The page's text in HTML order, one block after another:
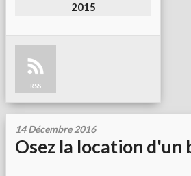
2015
RSS
14 Décembre 2016
Osez la location d'un